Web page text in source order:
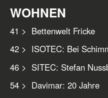
WOHNEN
41 > Bettenwelt Fricke
42 > ISOTEC: Bei
46 > SITEC: Stefan
54 > Davimar: 20 Jahre